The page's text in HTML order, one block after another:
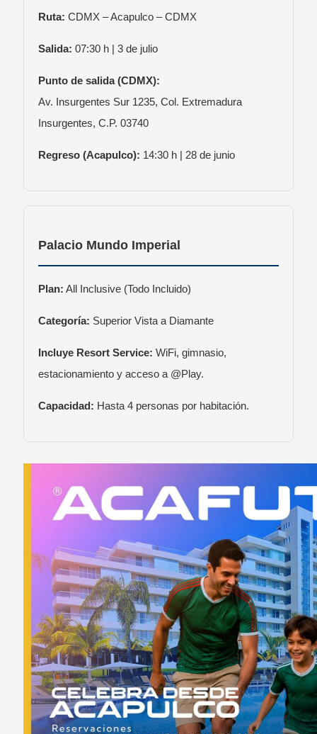
Ruta: CDMX – Acapulco – CDMX
Salida: 07:30 h | 3 de julio
Punto de salida (CDMX):
Av. Insurgentes Sur 1235, Col. Extremadura
Insurgentes, C.P. 03740
Regreso (Acapulco): 14:30 h | 28 de junio
Palacio Mundo Imperial
Plan: All Inclusive (Todo Incluido)
Categoría: Superior Vista a Diamante
Incluye Resort Service: WiFi, gimnasio,
estacionamiento y acceso a @Play.
Capacidad: Hasta 4 personas por habitación.